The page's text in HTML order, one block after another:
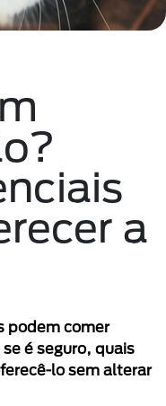
a
podem comer
é seguro, quais
lo sem alterar